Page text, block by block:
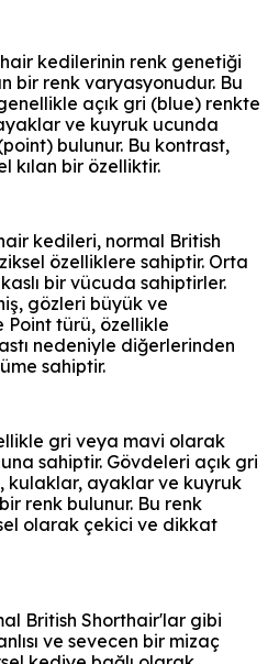
kedilerinin renk genetiği
bir renk varyasyonudur. Bu
açık gri (blue) renkte
ve kuyruk ucunda
bulunur. Bu kontrast,
kılan bir özelliktir.
kedileri, normal British
özelliklere sahiptir. Orta
bir vücuda sahiptirler.
gözleri büyük ve
Point türü, özellikle
nedeniyle diğerlerinden
sahiptir.
gri veya mavi olarak
sahiptir. Gövdeleri açık gri
kulaklar, ayaklar ve kuyruk
renk bulunur. Bu renk
olarak çekici ve dikkat
British Shorthair'lar gibi
ve sevecen bir mizaç